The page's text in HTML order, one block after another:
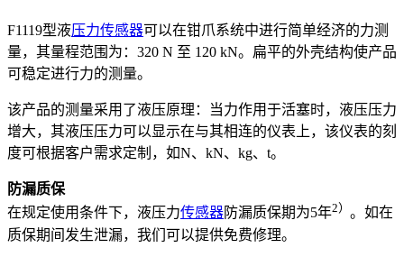
F1119型液压力传感器可以在钳爪系统中进行简单经济的力测
量，其量程范围为：320 N 至 120 kN。扁平的外壳结构使产品
可稳定进行力的测量。
该产品的测量采用了液压原理：当力作用于活塞时，液压压力
增大，其液压压力可以显示在与其相连的仪表上，该仪表的刻
度可根据客户需求定制，如N、kN、kg、t。
防漏质保
在规定使用条件下，液压力传感器防漏质保期为5年2） 。如在
质保期间发生泄漏，我们可以提供免费修理。